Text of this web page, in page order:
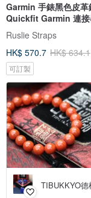
Garmin 手錶黑色皮革
Quickfit Garmin 連
Ruslie Straps
HK$ 570.7 HK$ 634.1
可訂製
TIBUKKYO德